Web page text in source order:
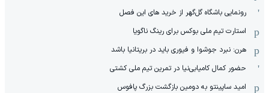
رونمایی باشگاه گل‌گهر از خرید های این فصل
استارت تیم ملی بوکس برای رینگ ناگویا
هرن: نبرد جوشوا و فیوری باید در بریتانیا باشد
حضور کمال کامیابی‌نیا در تمرین تیم ملی کشتی
امید ساپینتو به دومین بازگشت بزرگ پافوس